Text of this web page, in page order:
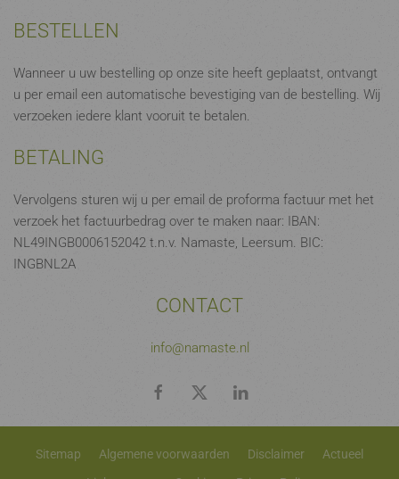
BESTELLEN
Wanneer u uw bestelling op onze site heeft geplaatst, ontvangt
u per email een automatische bevestiging van de bestelling. Wij
verzoeken iedere klant vooruit te betalen.
BETALING
Vervolgens sturen wij u per email de proforma factuur met het
verzoek het factuurbedrag over te maken naar: IBAN:
NL49INGB0006152042 t.n.v. Namaste, Leersum. BIC:
INGBNL2A
CONTACT
info@namaste.nl
Sitemap Algemene voorwaarden Disclaimer
Actueel